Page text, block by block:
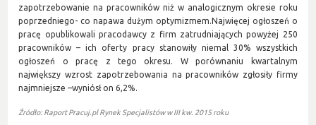
zapotrzebowanie na pracowników niż w analogicznym okresie roku
poprzedniego- co napawa dużym optymizmem.Najwięcej ogłoszeń o
pracę opublikowali pracodawcy z firm zatrudniających powyżej 250
pracowników – ich oferty pracy stanowiły niemal 30% wszystkich
ogłoszeń o pracę z tego okresu. W porównaniu kwartalnym
największy wzrost zapotrzebowania na pracowników zgłosiły firmy
najmniejsze –wyniósł on 6,2%.
Źródło: Raport Pracuj.pl Rynek Specjalistów w III kw. 2015 roku